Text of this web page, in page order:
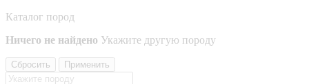
Каталог пород
Ничего не найдено Укажите другую породу
Сбросить Применить